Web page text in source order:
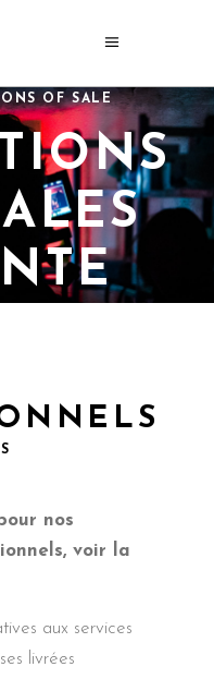
OF SALE
nos
voir la
aux services
livrées